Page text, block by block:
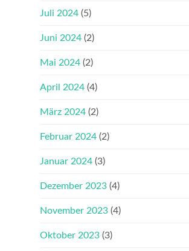
Juli 2024 (5)
Juni 2024 (2)
Mai 2024 (2)
April 2024 (4)
März 2024 (2)
Februar 2024 (2)
Januar 2024 (3)
Dezember 2023 (4)
November 2023 (4)
Oktober 2023 (3)